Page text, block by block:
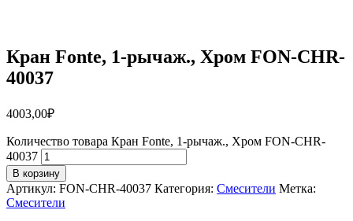
Кран Fonte, 1-рычаж., Хром FON-CHR-
40037
4003,00₽
Количество товара Кран Fonte, 1-рычаж., Хром FON-CHR-
40037
В корзину
Артикул: FON-CHR-40037 Категория: Смесители Метка:
Смесители